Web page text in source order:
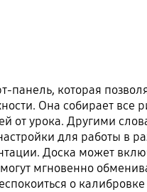
которая
Она собирает
от урока. Другими
для работы в
Доска может
мгновенно
о